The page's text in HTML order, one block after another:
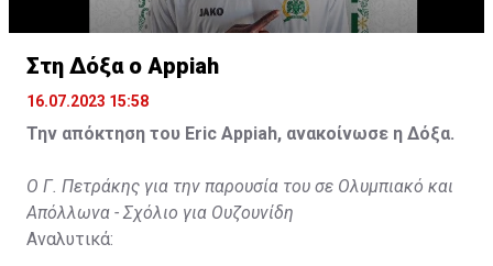
Στη Δόξα ο Appiah
16.07.2023 15:58
Την απόκτηση του Eric Appiah, ανακοίνωσε η Δόξα.
Ο Γ. Πετράκης για την παρουσία του σε Ολυμπιακό και
Απόλλωνα - Σχόλιο για Ουζουνίδη
Αναλυτικά: